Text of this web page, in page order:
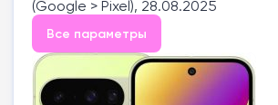
(Google > Pixel), 28.08.2025
Все параметры